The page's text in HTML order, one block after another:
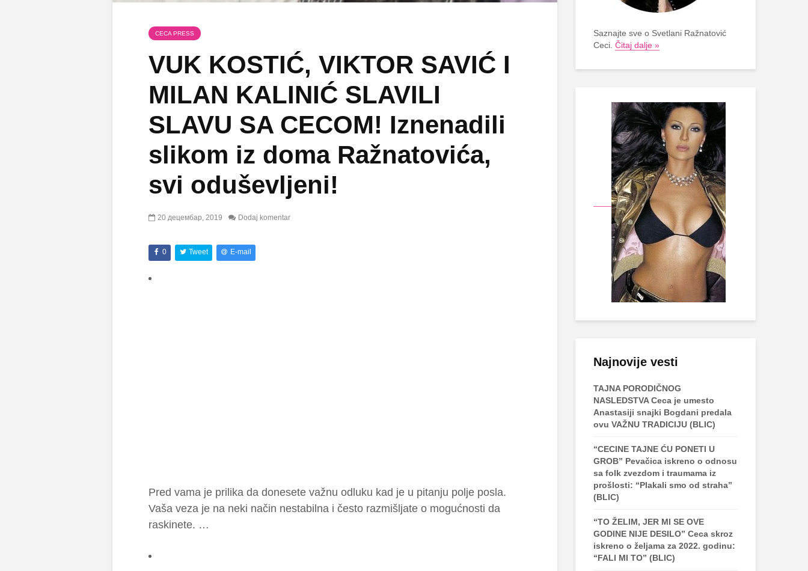
CECA PRESS
VUK KOSTIĆ, VIKTOR SAVIĆ I
MILAN KALINIĆ SLAVILI
SLAVU SA CECOM! Iznenadili
slikom iz doma Ražnatovića,
svi oduševljeni!
20 децембар, 2019 Dodaj komentar
0 Tweet E-mail
Pred vama je prilika da donesete važnu odluku kad je u pitanju polje posla.
Vaša veza je na neki način nestabilna i često razmišljate o mogućnosti da
raskinete. …
Saznajte sve o Svetlani Ražnatović
Ceci. Čitaj dalje »
Najnovije vesti
TAJNA PORODIČNOG
NASLEDSTVA Ceca je umesto
Anastasiji snajki Bogdani predala
ovu VAŽNU TRADICIJU (BLIC)
“CECINE TAJNE ĆU PONETI U
GROB” Pevačica iskreno o odnosu
sa folk zvezdom i traumama iz
prošlosti: “Plakali smo od straha”
(BLIC)
“TO ŽELIM, JER MI SE OVE
GODINE NIJE DESILO” Ceca skroz
iskreno o željama za 2022. godinu:
“FALI MI TO” (BLIC)